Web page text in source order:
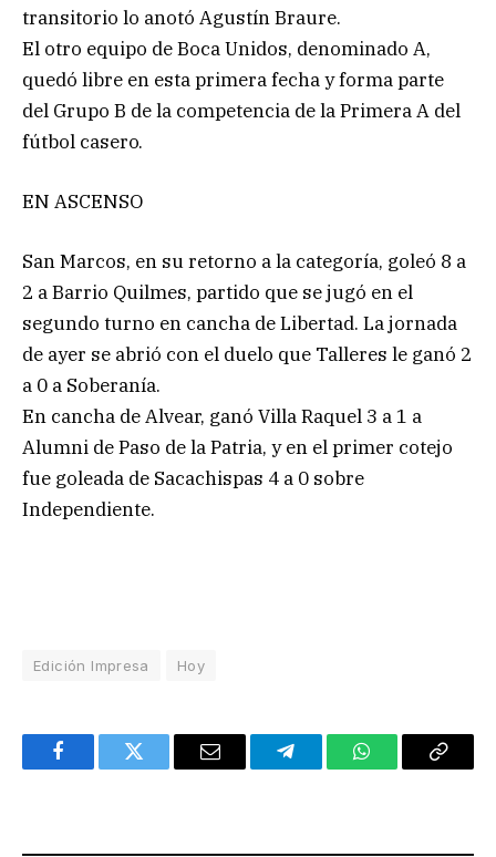
transitorio lo anotó Agustín Braure.
El otro equipo de Boca Unidos, denominado A,
quedó libre en esta primera fecha y forma parte
del Grupo B de la competencia de la Primera A del
fútbol casero.
EN ASCENSO
San Marcos, en su retorno a la categoría, goleó 8 a
2 a Barrio Quilmes, partido que se jugó en el
segundo turno en cancha de Libertad. La jornada
de ayer se abrió con el duelo que Talleres le ganó 2
a 0 a Soberanía.
En cancha de Alvear, ganó Villa Raquel 3 a 1 a
Alumni de Paso de la Patria, y en el primer cotejo
fue goleada de Sacachispas 4 a 0 sobre
Independiente.
Edición Impresa Hoy
FacebookTwitter Email TelegramWhatsAppCopy